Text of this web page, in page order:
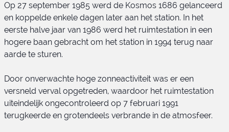
Salyut 7
Op 27 september 1985 werd de Kosmos 1686 gelanceerd
en koppelde enkele dagen later aan het station. In het
eerste halve jaar van 1986 werd het ruimtestation in een
hogere baan gebracht om het station in 1994 terug naar
aarde te sturen.
Door onverwachte hoge zonneactiviteit was er een
versneld verval opgetreden, waardoor het ruimtestation
uiteindelijk ongecontroleerd op 7 februari 1991
terugkeerde en grotendeels verbrande in de atmosfeer.